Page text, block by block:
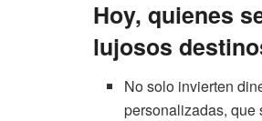
Hoy, quienes
lujosos
No solo invierten
personalizadas, que